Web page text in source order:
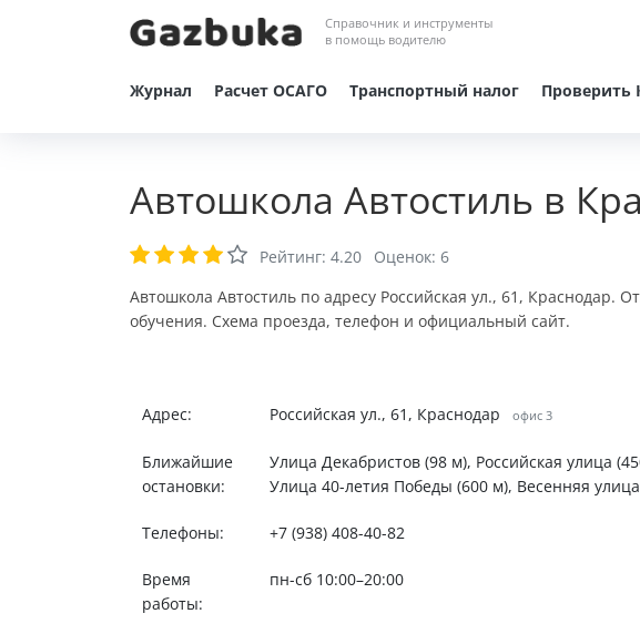
Справочник и инструменты
в помощь водителю
Журнал Расчет ОСАГО Транспортный налог Проверить
Автошкола Автостиль в
Рейтинг: 4.20 Оценок: 6
Автошкола Автостиль по адресу Российская ул., 61, Краснодар.
обучения. Схема проезда, телефон и официальный сайт.
Адрес: Российская ул., 61, Краснодар офис 3
Ближайшие
остановки:
Улица Декабристов (98 м), Российская улица
Улица 40-летия Победы (600 м), Весенняя
Телефоны: +7 (938) 408-40-82
Время
работы:
пн-сб 10:00–20:00